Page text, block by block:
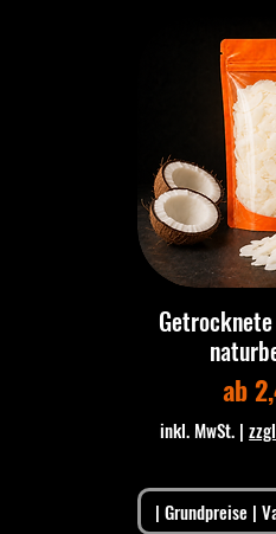
ab
inkl. MwSt. |
| Grundpreise |